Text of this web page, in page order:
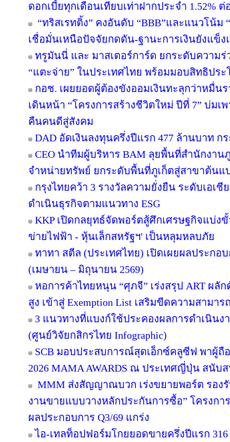
ดอกเบี้ยทุกเดือนเทียบเท่าฝากประจำ 1.52%
“ทริสเรทติ้ง” คงอันดับ “BBB”และแนวโน้ม
เชื่อมั่นเหนือปัจจัยกดดัน-ฐานะการเงินยังแข็ง
ทรูมันนี่ และ มาสเตอร์การ์ด ยกระดับความ
“แตะจ่าย” ในประเทศไทย พร้อมมอบสิทธิปร
กอช. เผยยอดผู้ต้องขังออมเงินทะลุกว่าหมื่
เดินหน้า “โครงการสร้างชีวิตใหม่ ปีที่ 7” บ่ม
คืนคนดีสู่สังคม
DAD อัดเงินลงทุนครึ่งปีแรก 477 ล้านบาท ก
CEO นำทีมผู้บริหาร BAM ลุยพื้นที่สำนักงาน
จำหน่ายทรัพย์ ยกระดับพื้นที่ภูเก็ตสู่สาขาต้น
กรุงไทยคว้า 3 รางวัลความยั่งยืน ระดับเอเชี
ดำเนินธุรกิจตามแนวทาง ESG
KKP เปิดกลยุทธ์จัดพอร์ตสู้ศึกเศรษฐกิจแบ่ง
ข่ายไฟฟ้า - หุ้นเล็กสหรัฐฯ' เป็นหลุมหลบภัย
ทาทา สตีล (ประเทศไทย) เปิดเผยผลประกอบ
(เมษายน – มิถุนายน 2569)
หอการค้าไทยหนุน “ศุภจี” เร่งสรุป ART ผลั
สูง เข้าสู่ Exemption List เสริมขีดความสามา
3 แนวทางที่แบงก์ใช้ประคองผลการดำเนินง
(ศูนย์วิจัยกสิกรไทย Infographic)
SCB มอบประสบการณ์สุดเอ็กซ์คลูซีฟ พาผู้ถือ
2026 MAMA AWARDS ณ ประเทศญี่ปุ่น สนับ
MMM ส่งสัญญาณบวก เร่งขยายพอร์ต รอง
งานขายแบบวางหลักประกันการซื้อ” โครงกา
ผลประกอบการ Q3/69 แกร่ง
ไอ-เทลท็อปฟอร์มโกยยอดขายครึ่งปีแรก